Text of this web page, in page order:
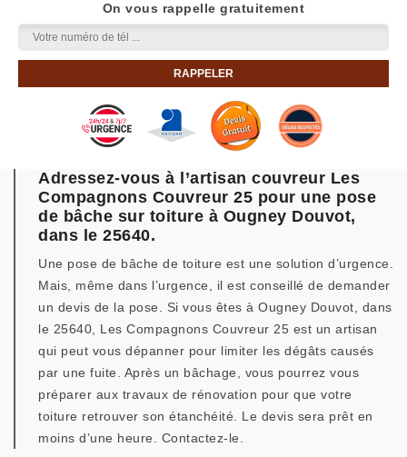
On vous rappelle gratuitement
Adressez-vous à l’artisan couvreur Les
Compagnons Couvreur 25 pour une pose
de bâche sur toiture à Ougney Douvot,
dans le 25640.
Une pose de bâche de toiture est une solution d’urgence.
Mais, même dans l’urgence, il est conseillé de demander
un devis de la pose. Si vous êtes à Ougney Douvot, dans
le 25640, Les Compagnons Couvreur 25 est un artisan
qui peut vous dépanner pour limiter les dégâts causés
par une fuite. Après un bâchage, vous pourrez vous
préparer aux travaux de rénovation pour que votre
toiture retrouver son étanchéité. Le devis sera prêt en
moins d’une heure. Contactez-le.